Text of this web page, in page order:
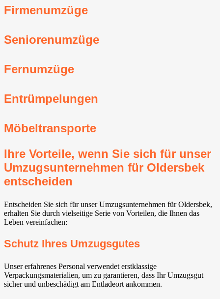
Firmenumzüge
Seniorenumzüge
Fernumzüge
Entrümpelungen
Möbeltransporte
Ihre Vorteile, wenn Sie sich für unser
Umzugsunternehmen für Oldersbek
entscheiden
Entscheiden Sie sich für unser Umzugsunternehmen für Oldersbek,
erhalten Sie durch vielseitige Serie von Vorteilen, die Ihnen das
Leben vereinfachen:
Schutz Ihres Umzugsgutes
Unser erfahrenes Personal verwendet erstklassige
Verpackungsmaterialien, um zu garantieren, dass Ihr Umzugsgut
sicher und unbeschädigt am Entladeort ankommen.